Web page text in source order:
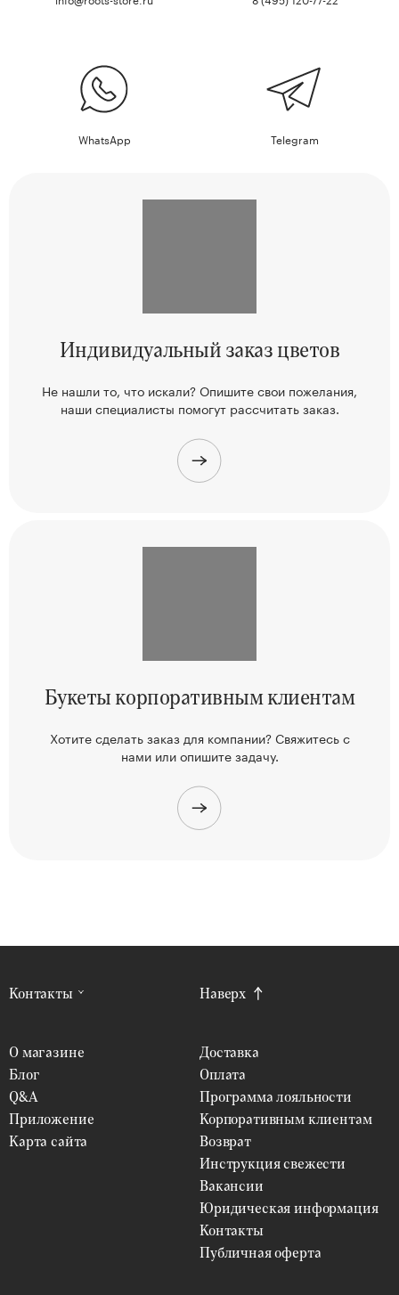
WhatsApp Telegram
Индивидуальныйзаказ цветов
Не нашли то, что искали? Опишите свои пожелания,
нашиспециалисты помогут рассчитать заказ.
Букеты корпоративным клиентам
Хотите сделать заказ для компании? Свяжитесьс
нами или опишите задачу.
Контакты
О магазине
Блог
Q&A
Приложение
Карта сайта
Доставка
Оплата
Программа лояльности
Корпоративным клиентам
Возврат
Инструкция свежести
Вакансии
Юридическая информация
Контакты
Публичная оферта
Наверх